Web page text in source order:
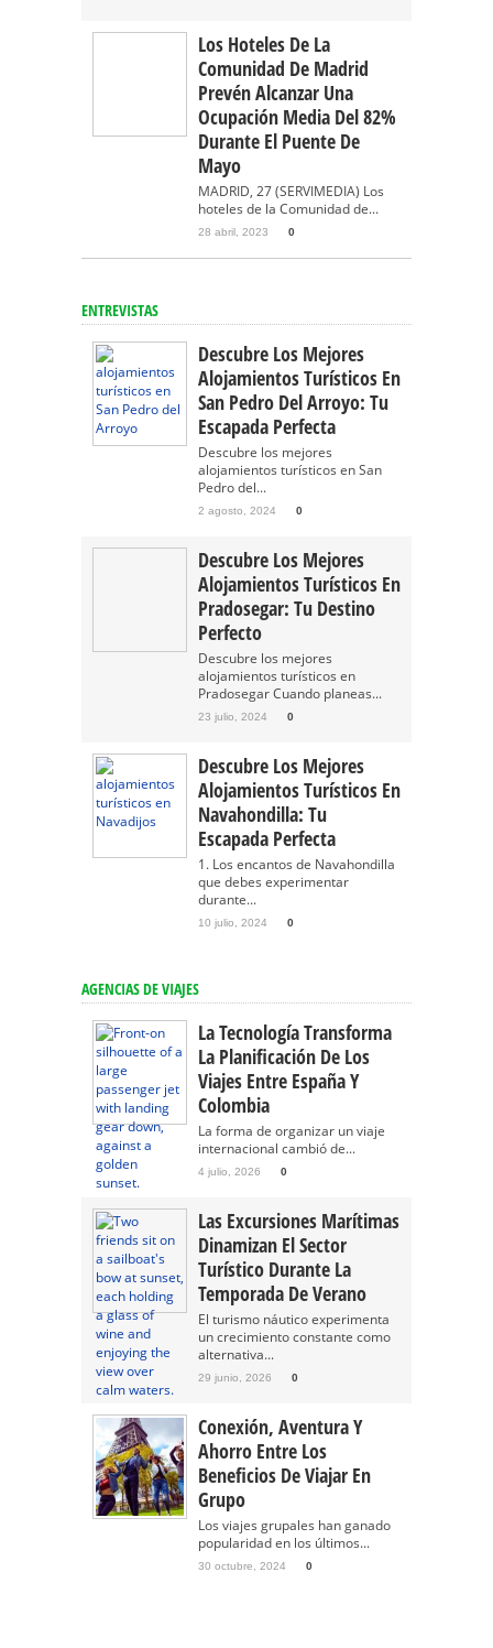
Los Hoteles De La
Comunidad De Madrid
Prevén Alcanzar Una
Ocupación Media Del 82%
Durante El Puente De
Mayo
MADRID, 27 (SERVIMEDIA) Los
hoteles de la Comunidad de...
28 abril, 2023 0
ENTREVISTAS
Descubre Los Mejores
Alojamientos Turísticos En
San Pedro Del Arroyo: Tu
Escapada Perfecta
Descubre los mejores
alojamientos turísticos en San
Pedro del...
2 agosto, 2024 0
Descubre Los Mejores
Alojamientos Turísticos En
Pradosegar: Tu Destino
Perfecto
Descubre los mejores
alojamientos turísticos en
Pradosegar Cuando planeas...
23 julio, 2024 0
Descubre Los Mejores
Alojamientos Turísticos En
Navahondilla: Tu
Escapada Perfecta
1. Los encantos de Navahondilla
que debes experimentar
durante...
10 julio, 2024 0
AGENCIAS DE VIAJES
La Tecnología Transforma
La Planificación De Los
Viajes Entre España Y
Colombia
La forma de organizar un viaje
internacional cambió de...
4 julio, 2026 0
Las Excursiones Marítimas
Dinamizan El Sector
Turístico Durante La
Temporada De Verano
El turismo náutico experimenta
un crecimiento constante como
alternativa...
29 junio, 2026 0
Conexión, Aventura Y
Ahorro Entre Los
Beneficios De Viajar En
Grupo
Los viajes grupales han ganado
popularidad en los últimos...
30 octubre, 2024 0